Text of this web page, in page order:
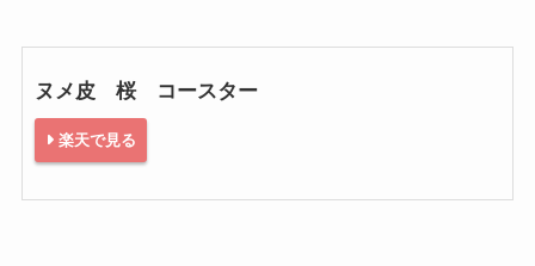
ヌメ皮 桜 コースター
楽天で見る